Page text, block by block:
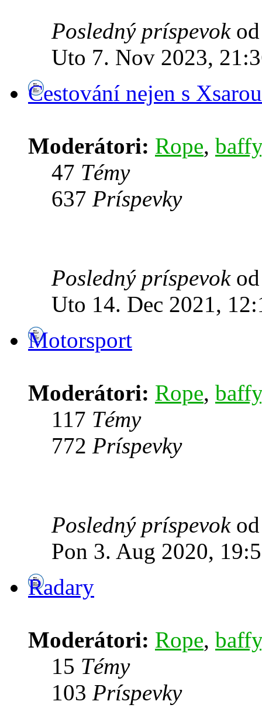
Posledný príspevok
Uto 7. Nov 2023,
Cestování nejen s Xsarou
Moderátori: Rope, baffy
47 Témy
637 Príspevky
Posledný príspevok
Uto 14. Dec 2021,
Motorsport
Moderátori: Rope, baffy
117 Témy
772 Príspevky
Posledný príspevok
Pon 3. Aug 2020,
Radary
Moderátori: Rope, baffy
15 Témy
103 Príspevky